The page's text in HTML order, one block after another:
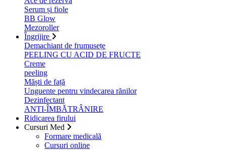
Serum și fiole
BB Glow
Mezoroller
Îngrijire
Demachiant de frumusețe
PEELING CU ACID DE FRUCTE
Creme
peeling
Măști de față
Unguente pentru vindecarea rănilor
Dezinfectant
ANTI-ÎMBĂTRÂNIRE
Ridicarea firului
Cursuri Med
Formare medicală
Cursuri online